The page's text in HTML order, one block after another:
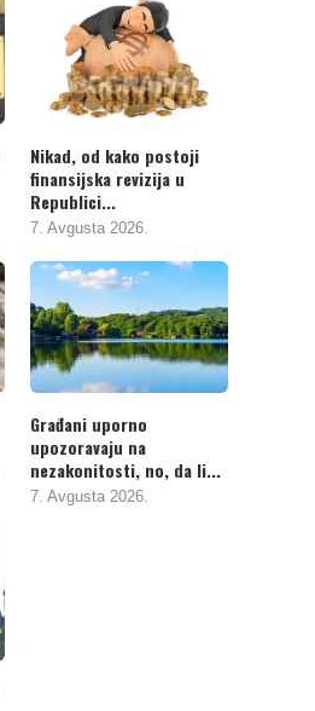
Nikad, od kako postoji
finansijska revizija u
Republici...
7. Avgusta 2026.
Građani uporno
upozoravaju na
nezakonitosti, no, da li...
7. Avgusta 2026.